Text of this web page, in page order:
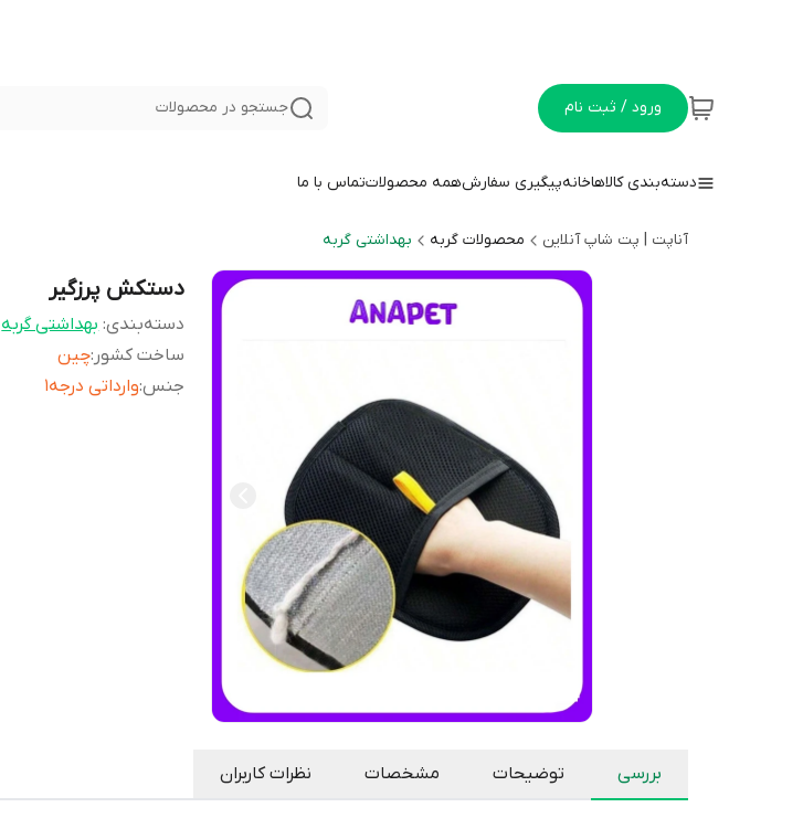
ورود / ثبت نام جستجو در محصولات
دسته‌بندی کالاهاخانهپیگیری سفارشهمه محصولاتتماس با ما
آناپت | پت شاپ آنلاین محصولات گربه بهداشتی گربه
دستکش پرزگیر
دسته‌بندی:بهداشتی گربه
ساخت کشور :چین
جنس:وارداتی درجه1
بررسی توضیحات مشخصات نظرات کاربران